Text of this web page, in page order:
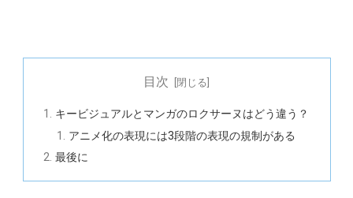
目次
キービジュアルとマンガのロクサーヌはどう違う？
アニメ化の表現には3段階の表現の規制がある
最後に